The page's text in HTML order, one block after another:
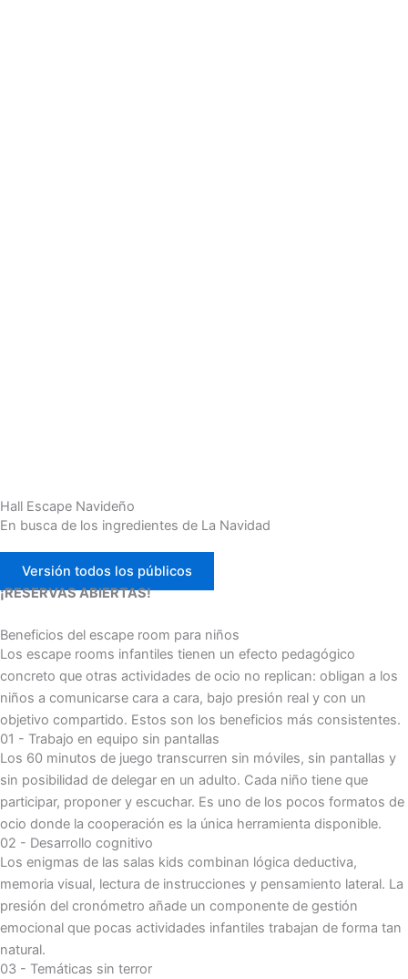
Hall Escape Navideño
En busca de los ingredientes de La Navidad
Versión todos los públicos
¡RESERVAS ABIERTAS!
Beneficios del escape room para niños
Los escape rooms infantiles tienen un efecto pedagógico
concreto que otras actividades de ocio no replican: obligan a los
niños a comunicarse cara a cara, bajo presión real y con un
objetivo compartido. Estos son los beneficios más consistentes.
01 - Trabajo en equipo sin pantallas
Los 60 minutos de juego transcurren sin móviles, sin pantallas y
sin posibilidad de delegar en un adulto. Cada niño tiene que
participar, proponer y escuchar. Es uno de los pocos formatos de
ocio donde la cooperación es la única herramienta disponible.
02 - Desarrollo cognitivo
Los enigmas de las salas kids combinan lógica deductiva,
memoria visual, lectura de instrucciones y pensamiento lateral. La
presión del cronómetro añade un componente de gestión
emocional que pocas actividades infantiles trabajan de forma tan
natural.
03 - Temáticas sin terror